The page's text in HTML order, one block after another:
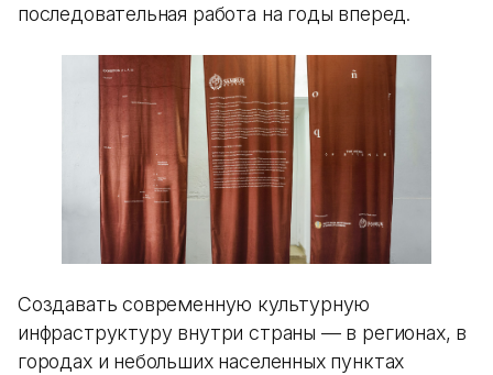
последовательная работа на годы вперед.
Создавать современную культурную
инфраструктуру внутри страны — в регионах, в
городах и небольших населенных пунктах